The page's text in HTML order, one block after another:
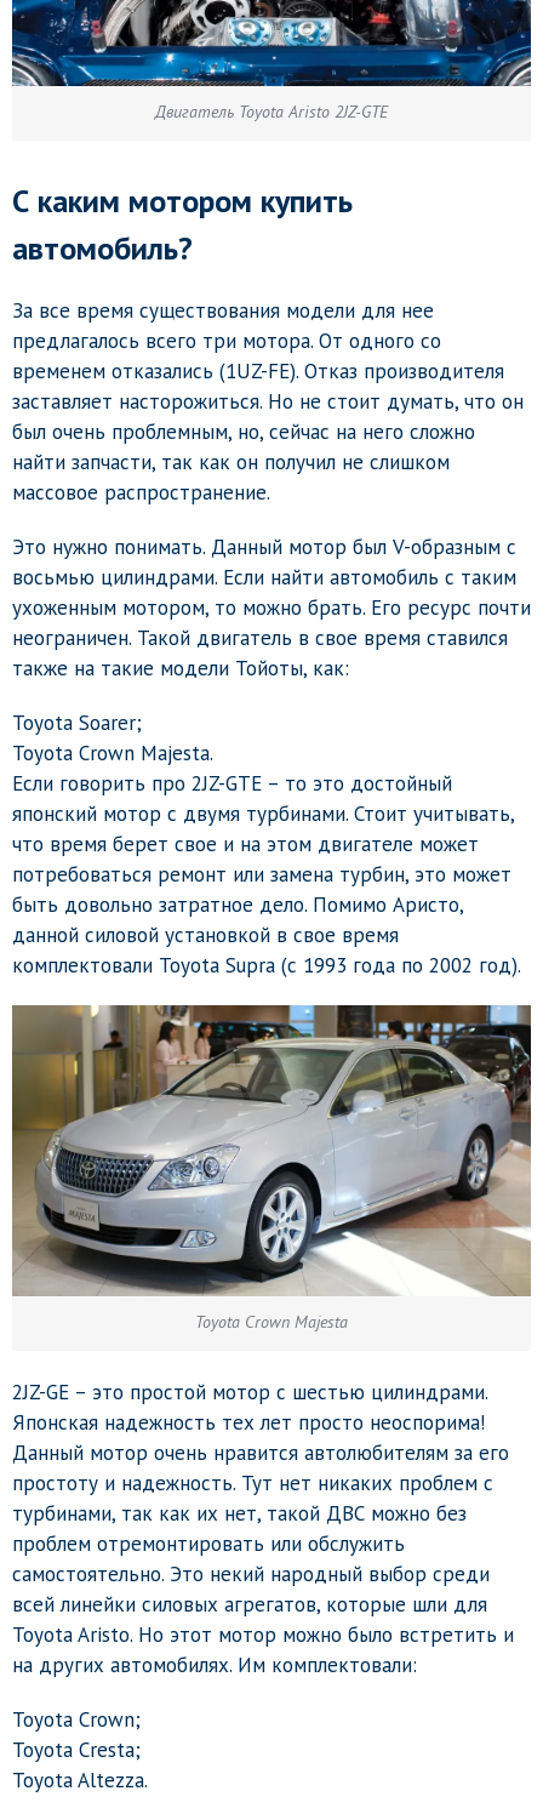
Двигатель Toyota Aristo 2JZ-GTE
С каким мотором купить
автомобиль?
За все время существования модели для нее
предлагалось всего три мотора. От одного со
временем отказались (1UZ-FE). Отказ производителя
заставляет насторожиться. Но не стоит думать, что он
был очень проблемным, но, сейчас на него сложно
найти запчасти, так как он получил не слишком
массовое распространение.
Это нужно понимать. Данный мотор был V-образным с
восьмью цилиндрами. Если найти автомобиль с таким
ухоженным мотором, то можно брать. Его ресурс почти
неограничен. Такой двигатель в свое время ставился
также на такие модели Тойоты, как:
Toyota Soarer;
Toyota Crown Majesta.
Если говорить про 2JZ-GTE – то это достойный
японский мотор с двумя турбинами. Стоит учитывать,
что время берет свое и на этом двигателе может
потребоваться ремонт или замена турбин, это может
быть довольно затратное дело. Помимо Аристо,
данной силовой установкой в свое время
комплектовали Toyota Supra (с 1993 года по 2002 год).
Toyota Crown Majesta
2JZ-GE – это простой мотор с шестью цилиндрами.
Японская надежность тех лет просто неоспорима!
Данный мотор очень нравится автолюбителям за его
простоту и надежность. Тут нет никаких проблем с
турбинами, так как их нет, такой ДВС можно без
проблем отремонтировать или обслужить
самостоятельно. Это некий народный выбор среди
всей линейки силовых агрегатов, которые шли для
Toyota Aristo. Но этот мотор можно было встретить и
на других автомобилях. Им комплектовали:
Toyota Crown;
Toyota Cresta;
Toyota Altezza.